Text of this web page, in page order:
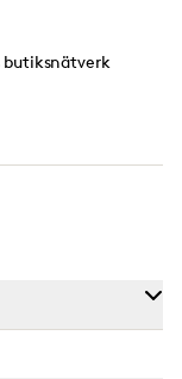
butiksnätverk